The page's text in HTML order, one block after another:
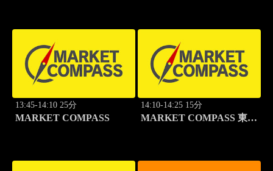
13:45-14:10 25分
MARKET COMPASS
14:10-14:25 15分
MARKET COMPASS 東証